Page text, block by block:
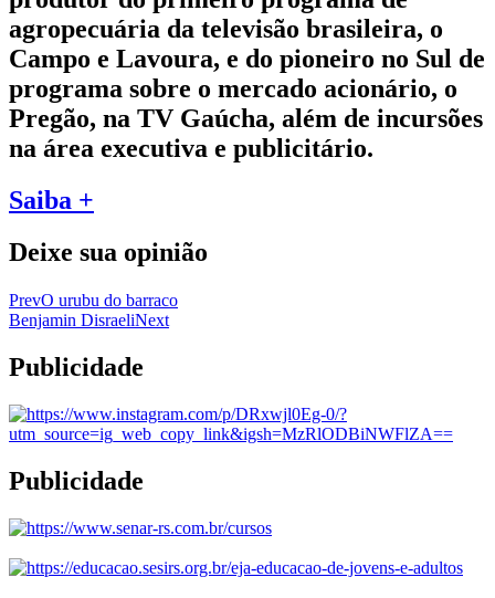
agropecuária da televisão brasileira, o
Campo e Lavoura, e do pioneiro no Sul de
programa sobre o mercado acionário, o
Pregão, na TV Gaúcha, além de incursões
na área executiva e publicitário.
Saiba +
Deixe sua opinião
PrevO urubu do barraco
Benjamin DisraeliNext
Publicidade
Publicidade